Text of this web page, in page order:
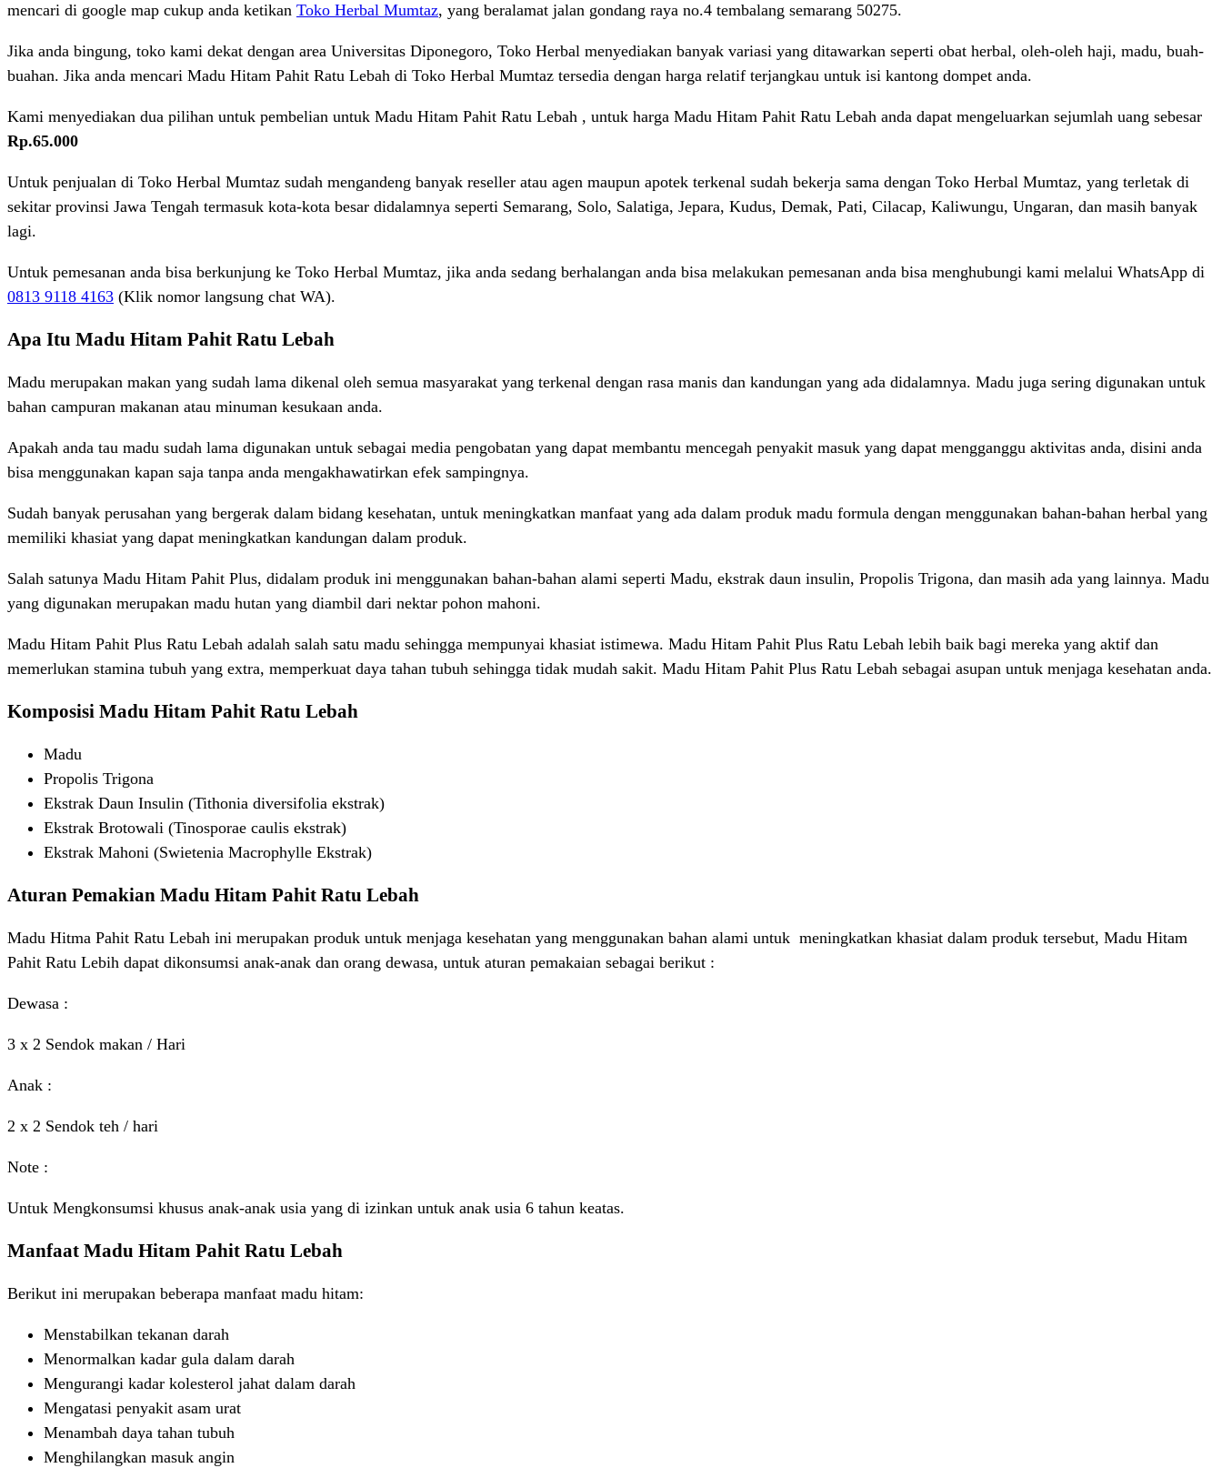
mencari di google map cukup anda ketikan Toko Herbal Mumtaz, yang beralamat jalan gondang raya no.4 tembalang semarang 50275.
Jika anda bingung, toko kami dekat dengan area Universitas Diponegoro, Toko Herbal menyediakan banyak variasi yang ditawarkan seperti obat herbal, oleh-oleh haji, madu, buah-
buahan. Jika anda mencari Madu Hitam Pahit Ratu Lebah di Toko Herbal Mumtaz tersedia dengan harga relatif terjangkau untuk isi kantong dompet anda.
Kami menyediakan dua pilihan untuk pembelian untuk Madu Hitam Pahit Ratu Lebah , untuk harga Madu Hitam Pahit Ratu Lebah anda dapat mengeluarkan sejumlah uang sebesar
Rp.65.000
Untuk penjualan di Toko Herbal Mumtaz sudah mengandeng banyak reseller atau agen maupun apotek terkenal sudah bekerja sama dengan Toko Herbal Mumtaz, yang terletak di
sekitar provinsi Jawa Tengah termasuk kota-kota besar didalamnya seperti Semarang, Solo, Salatiga, Jepara, Kudus, Demak, Pati, Cilacap, Kaliwungu, Ungaran, dan masih banyak
lagi.
Untuk pemesanan anda bisa berkunjung ke Toko Herbal Mumtaz, jika anda sedang berhalangan anda bisa melakukan pemesanan anda bisa menghubungi kami melalui WhatsApp di
0813 9118 4163 (Klik nomor langsung chat WA).
Apa Itu Madu Hitam Pahit Ratu Lebah
Madu merupakan makan yang sudah lama dikenal oleh semua masyarakat yang terkenal dengan rasa manis dan kandungan yang ada didalamnya. Madu juga sering digunakan untuk
bahan campuran makanan atau minuman kesukaan anda.
Apakah anda tau madu sudah lama digunakan untuk sebagai media pengobatan yang dapat membantu mencegah penyakit masuk yang dapat mengganggu aktivitas anda, disini anda
bisa menggunakan kapan saja tanpa anda mengakhawatirkan efek sampingnya.
Sudah banyak perusahan yang bergerak dalam bidang kesehatan, untuk meningkatkan manfaat yang ada dalam produk madu formula dengan menggunakan bahan-bahan herbal yang
memiliki khasiat yang dapat meningkatkan kandungan dalam produk.
Salah satunya Madu Hitam Pahit Plus, didalam produk ini menggunakan bahan-bahan alami seperti Madu, ekstrak daun insulin, Propolis Trigona, dan masih ada yang lainnya. Madu
yang digunakan merupakan madu hutan yang diambil dari nektar pohon mahoni.
Madu Hitam Pahit Plus Ratu Lebah adalah salah satu madu sehingga mempunyai khasiat istimewa. Madu Hitam Pahit Plus Ratu Lebah lebih baik bagi mereka yang aktif dan
memerlukan stamina tubuh yang extra, memperkuat daya tahan tubuh sehingga tidak mudah sakit. Madu Hitam Pahit Plus Ratu Lebah sebagai asupan untuk menjaga kesehatan anda.
Komposisi Madu Hitam Pahit Ratu Lebah
Madu
Propolis Trigona
Ekstrak Daun Insulin (Tithonia diversifolia ekstrak)
Ekstrak Brotowali (Tinosporae caulis ekstrak)
Ekstrak Mahoni (Swietenia Macrophylle Ekstrak)
Aturan Pemakian Madu Hitam Pahit Ratu Lebah
Madu Hitma Pahit Ratu Lebah ini merupakan produk untuk menjaga kesehatan yang menggunakan bahan alami untuk meningkatkan khasiat dalam produk tersebut, Madu Hitam
Pahit Ratu Lebih dapat dikonsumsi anak-anak dan orang dewasa, untuk aturan pemakaian sebagai berikut :
Dewasa :
3 x 2 Sendok makan / Hari
Anak :
2 x 2 Sendok teh / hari
Note :
Untuk Mengkonsumsi khusus anak-anak usia yang di izinkan untuk anak usia 6 tahun keatas.
Manfaat Madu Hitam Pahit Ratu Lebah
Berikut ini merupakan beberapa manfaat madu hitam:
Menstabilkan tekanan darah
Menormalkan kadar gula dalam darah
Mengurangi kadar kolesterol jahat dalam darah
Mengatasi penyakit asam urat
Menambah daya tahan tubuh
Menghilangkan masuk angin